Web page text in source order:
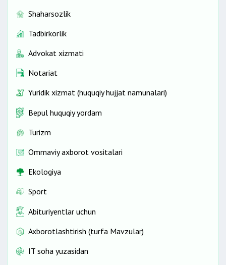
Shaharsozlik
Tadbirkorlik
Advokat xizmati
Notariat
Yuridik xizmat (huquqiy hujjat namunalari)
Bepul huquqiy yordam
Turizm
Ommaviy axborot vositalari
Ekologiya
Sport
Abituriyentlar uchun
Axborotlashtirish (turfa Mavzular)
IT soha yuzasidan